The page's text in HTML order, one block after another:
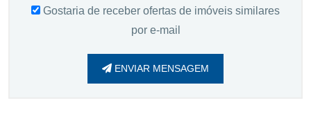
Gostaria de receber ofertas de imóveis similares
por e-mail
ENVIAR MENSAGEM